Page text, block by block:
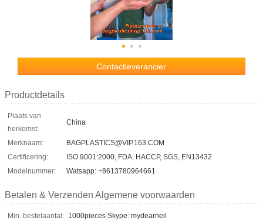
Contactleverancier
Productdetails
Plaats van
herkomst:
China
Merknaam:
BAGPLASTICS@VIP.163.COM
Certificering:
ISO 9001:2000, FDA, HACCP, SGS, EN13432
Modelnummer:
Watsapp: +8613780964661
Betalen & Verzenden Algemene voorwaarden
Min. bestelaantal: 1000pieces Skype: mydearneil